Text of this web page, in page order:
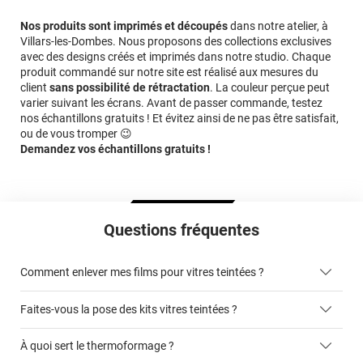
Nos produits sont imprimés et découpésdans notre atelier, à
Villars-les-Dombes. Nous proposons des collections exclusives
avec des designs créés et imprimés dans notre studio. Chaque
produit commandé sur notre site est réalisé aux mesures du
client sans possibilité de rétractation. La couleur perçue peut
varier suivant les écrans. Avant de passer commande, testez
nos échantillons gratuits ! Et évitez ainsi de ne pas être satisfait,
ou de vous tromper 😉
Demandez vos échantillons gratuits !
Questions fréquentes
Comment enlever mes films pour vitres teintées ?
ici
Faites-vous la pose des kits vitres teintées ?
kits vitres teintées
À quoi sert le thermoformage ?